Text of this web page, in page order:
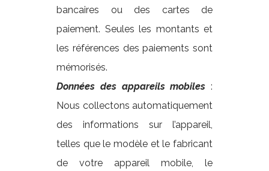
bancaires ou des cartes de
paiement. Seules les montants et
les références des paiements sont
mémorisés.
Données des appareils mobiles :
Nous collectons automatiquement
des informations sur l’appareil,
telles que le modèle et le fabricant
de votre appareil mobile, le